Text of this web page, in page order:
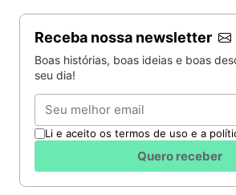
Receba nossa newsletter
Boas histórias, boas ideias e boas
seu dia!
Email
Li e aceito os termos de uso e a
Quero receber